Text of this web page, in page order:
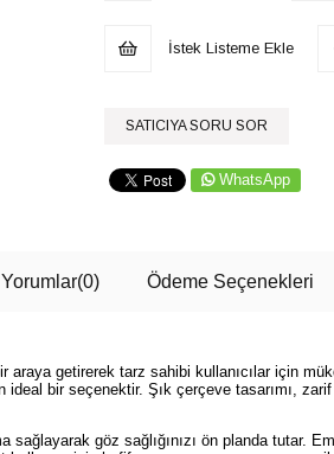
İstek Listeme Ekle
SATICIYA SORU SOR
WhatsApp
Yorumlar(0) Ödeme Seçenekleri
araya getirerek tarz sahibi kullanıcılar için
bir seçenektir. Şık çerçeve tasarımı,
göz sağlığınızı ön planda tutar.